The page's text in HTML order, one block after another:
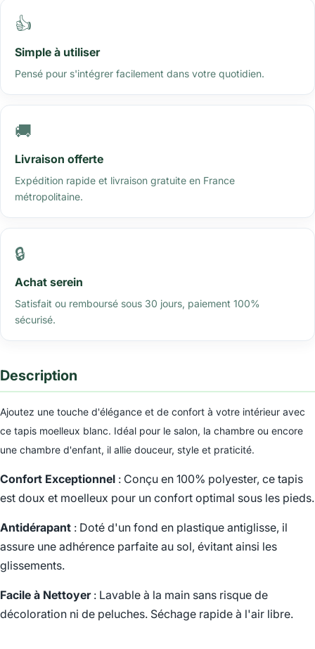
👍
Simple à utiliser
Pensé pour s'intégrer facilement dans votre quotidien.
🚚
Livraison offerte
Expédition rapide et livraison gratuite en France
métropolitaine.
🔒
Achat serein
Satisfait ou remboursé sous 30 jours, paiement 100%
sécurisé.
Description
Ajoutez une touche d'élégance et de confort à votre intérieur avec
ce tapis moelleux blanc. Idéal pour le salon, la chambre ou encore
une chambre d'enfant, il allie douceur, style et praticité.
Confort Exceptionnel : Conçu en 100% polyester, ce tapis
est doux et moelleux pour un confort optimal sous les pieds.
Antidérapant : Doté d'un fond en plastique antiglisse, il
assure une adhérence parfaite au sol, évitant ainsi les
glissements.
Facile à Nettoyer: Lavable à la main sans risque de
décoloration ni de peluches. Séchage rapide à l'air libre.